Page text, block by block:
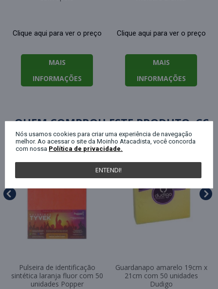
Clique aqui para ver o preço
MAIS
INFORMAÇÕES
Clique aqui para ver o preço
MAIS
INFORMAÇÕES
QUEM COMPROU ESTE PRODUTO,
Pulseira de identificação
sintética laranja fluor com 50
unidades Popper
Guardanapo amarelo 19cm x
21cm com 50 unidades
Dudigo
Nós usamos cookies para criar uma experiência de navegação
melhor. Ao acessar o site da Moinho Atacadista, você concorda
com nossa Política de privacidade.
ENTENDI!